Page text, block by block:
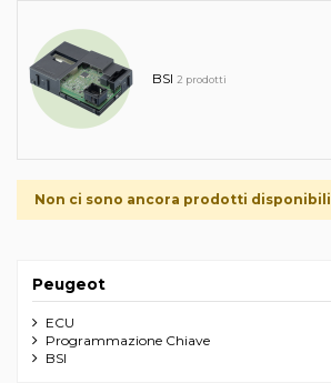
BSI 2 prodotti
Non ci sono ancora prodotti disponibili
Peugeot
ECU
Programmazione Chiave
BSI